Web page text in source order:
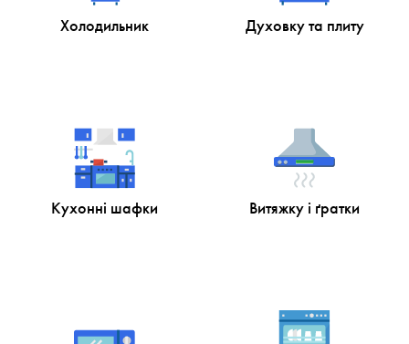
Холодильник Духовку та плиту
Кухонні шафки Витяжку і ґратки